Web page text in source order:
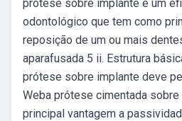
prótese sobre implante é um
odontológico que tem como
reposição de um ou mais
aparafusada 5 ii. Estrutura
prótese sobre implante deve
Weba prótese cimentada
principal vantagem a